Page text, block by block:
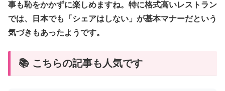
事も恥をかかずに楽しめますね。特に格式高いレストラン
では、日本でも「シェアはしない」が基本マナーだという
気づきもあったようです。
📚 こちらの記事も人気です